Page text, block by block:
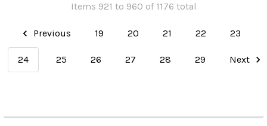
Items 921 to 960 of 1176 total
Previous 19 20 21 22 23
24 25 26 27 28 29 Next